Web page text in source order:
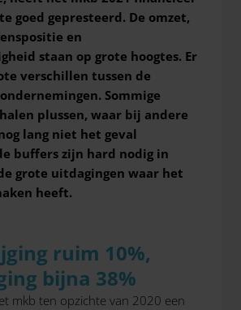
goed gepresteerd. De omzet,
en
staan op grote hoogtes. Er
verschillen tussen de
Sommige
plussen, waar bij andere
lang niet het geval
buffers zijn hard nodig in
grote uitdagingen waar het
heeft.
ruim 10%,
bijna 38%
mkb ten opzichte van 2020 een